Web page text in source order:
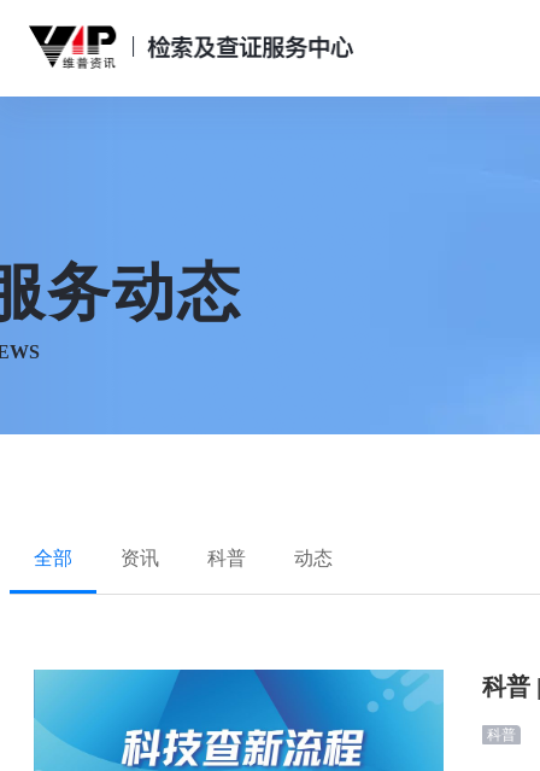
务动态
全部 资讯 科普 动态
科普
科普